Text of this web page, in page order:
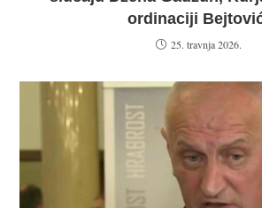
ordinaciji
25. travnja 2026.